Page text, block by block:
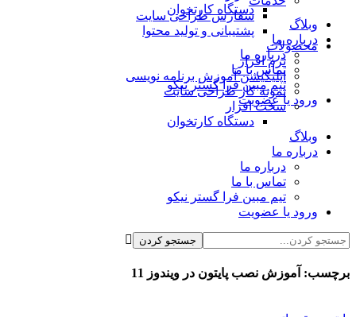
دستگاه کارتخوان
وبلاگ
درباره ما
درباره ما
تماس با ما
تیم مبین فرا گستر نیکو
ورود یا عضویت
سفارش طراحی سایت
پشتیبانی و تولید محتوا
محصولات
نرم افزار
اپلیکیشن آموزش برنامه نویسی
نمونه کار طراحی سایت
سخت افزار
دستگاه کارتخوان
وبلاگ
درباره ما
درباره ما
تماس با ما
تیم مبین فرا گستر نیکو
ورود یا عضویت
برچسب: آموزش نصب پایتون در ویندوز 11